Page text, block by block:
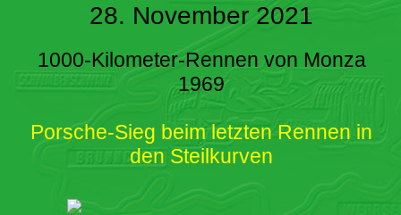
28. November 2021
1000-Kilometer-Rennen von Monza
1969
Porsche-Sieg beim letzten Rennen in
den Steilkurven